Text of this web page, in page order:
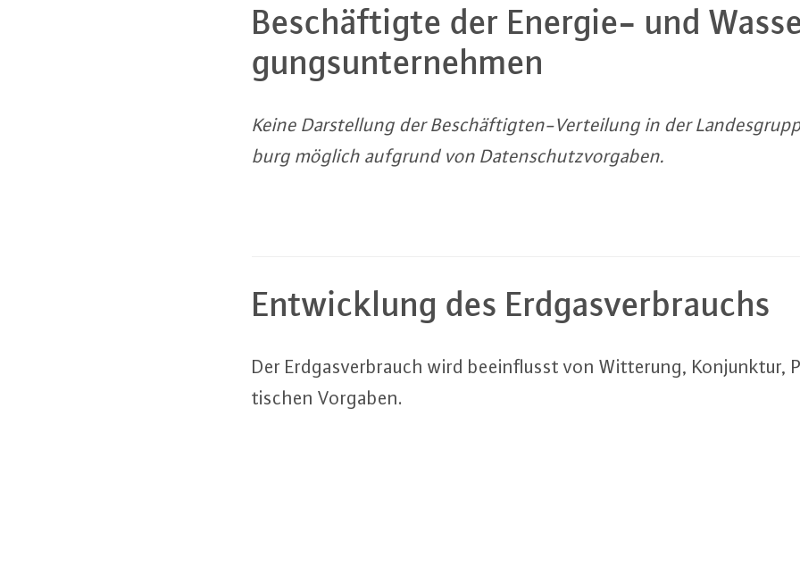
Be­schäf­tig­te der Energie- und
gungs­un­ter­neh­men
Keine Dar­stel­lung der Be­schäf­tig­ten-Ver­tei­lung in der
burg möglich aufgrund von Da­ten­schutz­vor­ga­ben.
Ent­wick­lung des Erd­gas­ver­brauchs
Der Erd­gas­ver­brauch wird be­ein­flusst von Witterung, Kon­junk­tur,
ti­schen Vorgaben.